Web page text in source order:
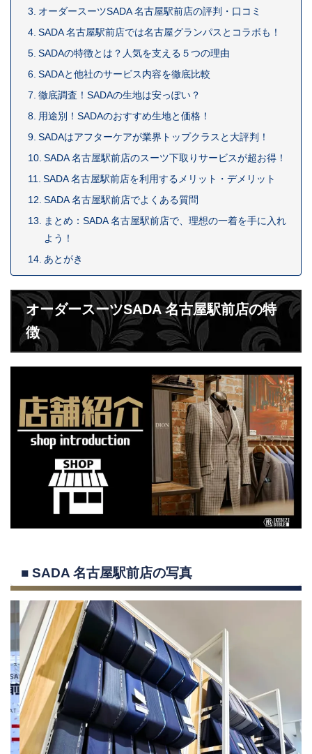
オーダースーツSADA 名古屋駅前店の評判・口コミ
SADA 名古屋駅前店では名古屋グランパスとコラボも！
SADAの特徴とは？人気を支える５つの理由
SADAと他社のサービス内容を徹底比較
徹底調査！SADAの生地は安っぽい？
用途別！SADAのおすすめ生地と価格！
SADAはアフターケアが業界トップクラスと大評判！
SADA 名古屋駅前店のスーツ下取りサービスが超お得！
SADA 名古屋駅前店を利用するメリット・デメリット
SADA 名古屋駅前店でよくある質問
まとめ：SADA 名古屋駅前店で、理想の一着を手に入れ
よう！
あとがき
オーダースーツSADA 名古屋駅前店の特
徴
■ SADA 名古屋駅前店の写真